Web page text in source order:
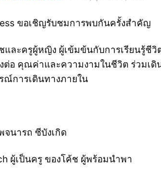
ขอเชิญรับชมการพบกันครั้งสำคัญ
และครูผู้หญิง ผู้เข้มข้นกับการเรียนรู้ชีวิ
ต่อ คุณค่าและความงามในชีวิต ร่วมเดิ
ณ์การเดินทางภายใน
นารถ ซีบังเกิด
ผู้เป็นครู ของโค้ช ผู้พร้อมนำพา